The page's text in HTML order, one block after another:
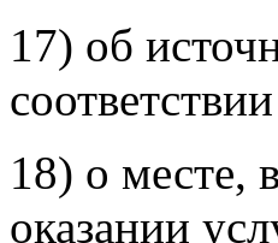
17) об
18) о месте,
оказании